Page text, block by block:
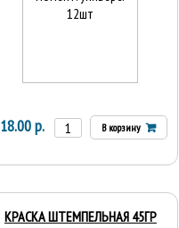
18.00 р. В корзину
КРАСКА ШТЕМПЕЛЬНАЯ 45ГР